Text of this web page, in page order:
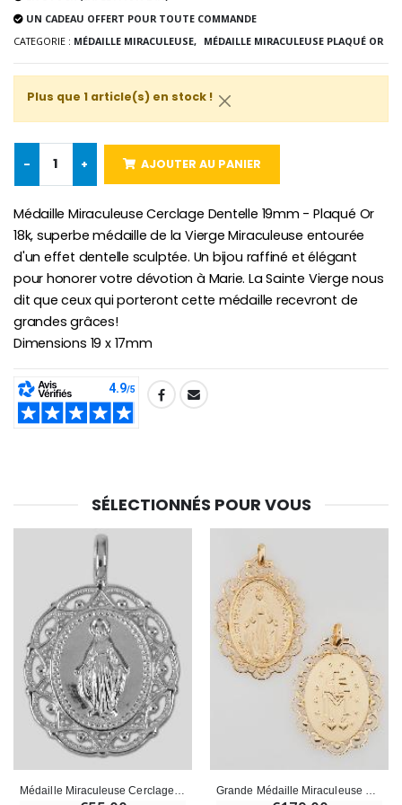
€78.00 €58.50
€9.90
€4.90
€5.00
€23.00
UN CADEAU OFFERT POUR TOUTE COMMANDE
CATEGORIE : MÉDAILLE MIRACULEUSE, MÉDAILLE MIRACULEUSE PLAQUÉ OR
Plus que 1 article(s) en stock !
- + AJOUTER AU PANIER
Médaille Miraculeuse Cerclage Dentelle 19mm - Plaqué Or
18k, superbe médaille de la Vierge Miraculeuse entourée
d'un effet dentelle sculptée. Un bijou raffiné et élégant
pour honorer votre dévotion à Marie. La Sainte Vierge nous
dit que ceux qui porteront cette médaille recevront de
grandes grâces!
Dimensions 19 x 17mm
SHARE:
SÉLECTIONNÉS POUR VOUS